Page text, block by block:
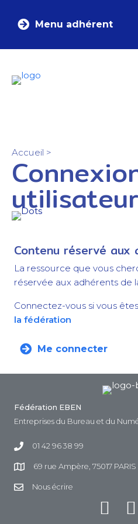
Menu adhérent
Accueil >
utilisateur
Contenu réservé aux
La ressource que vous
réservée aux adhérents de
Connectez-vous si vous
la fédération
Me connecter
Fédération EBEN
Entreprises du Bureau et du
01 42 96 38 99
69 rue Ampère, 75017 PARIS
Nous écrire